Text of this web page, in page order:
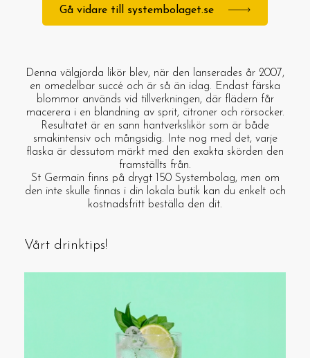
Gå vidare till systembolaget.se
Vårt drinktips!
Denna välgjorda likör blev, när den lanserades år 2007,
en omedelbar succé och är så än idag. Endast färska
blommor används vid tillverkningen, där flädern får
macerera i en blandning av sprit, citroner och rörsocker.
Resultatet är en sann hantverkslikör som är både
smakintensiv och mångsidig. Inte nog med det, varje
flaska är dessutom märkt med den exakta skörden den
framställts från.
St Germain finns på drygt 150 Systembolag, men om
den inte skulle finnas i din lokala butik kan du enkelt och
kostnadsfritt beställa den dit.